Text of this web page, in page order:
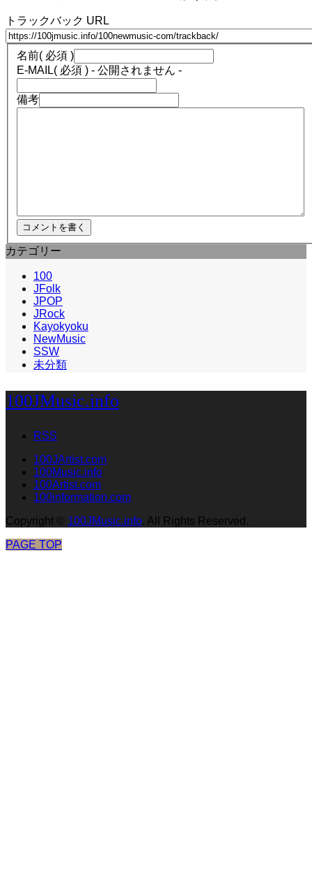
トラックバック URL
名前( 必須 )
E-MAIL( 必須 ) - 公開されません -
備考
カテゴリー
100
JFolk
JPOP
JRock
Kayokyoku
NewMusic
SSW
未分類
100JMusic.info
RSS
100JArtist.com
100Music.info
100Artist.com
100information.com
Copyright © 100JMusic.info. All Rights Reserved.
PAGE TOP